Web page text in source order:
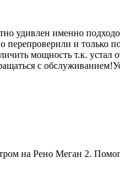
удивлен именно
перепроверили и
мощность т.к.
с
на Рено Меган 2.